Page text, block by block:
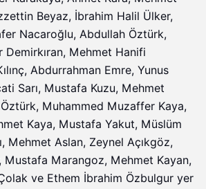
Beyaz, İbrahim Halil Ülker,
Nacaroğlu, Abdullah Öztürk,
Demirkıran, Mehmet Hanifi
Abdurrahman Emre, Yunus
Sarı, Mustafa Kuzu, Mehmet
Öztürk, Muhammed Muzaffer Kaya,
Kaya, Mustafa Yakut, Müslüm
Mehmet Aslan, Zeynel Açıkgöz,
Mustafa Marangoz, Mehmet Kayan,
ve Ethem İbrahim Özbulgur yer